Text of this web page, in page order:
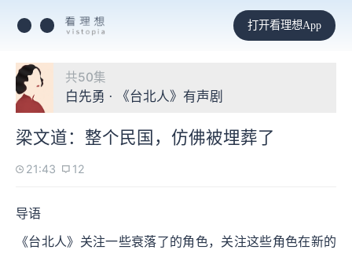
打开看理想App
共50集
白先勇 · 《台北人》有声剧
梁文道：整个民国，仿佛被埋葬了
21:43 12
导语
《台北人》关注一些衰落了的角色，关注这些角色在新的